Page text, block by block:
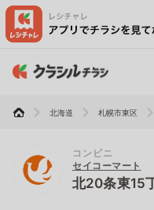
北海道 札幌市東区
コンビニ
セイコーマート
北20条東15